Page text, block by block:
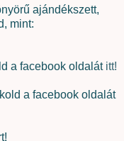
ajándékszett,
mint:
a facebook oldalát itt!
a facebook oldalát